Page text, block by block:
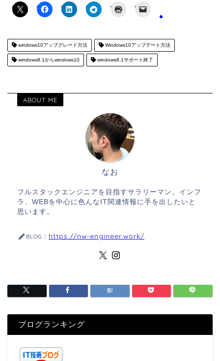
windows10アップグレード方法 Windows10アップデート方法
windows8.1からwindows10 windows8.1サポート終了
ABOUT ME
なお
フルスタックエンジニアを目指すサラリーマン。インフ
ラ、WEBを中心に色んなIT関連情報に手を出したいと
思います。
BLOG： https://nw-engineer.work/
ブログランキング